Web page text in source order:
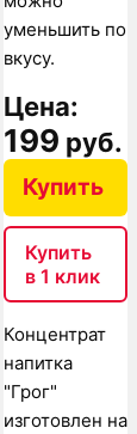
уменьшить по
вкусу.
Цена:
199 руб.
Купить
Купить
в 1 клик
Концентрат
напитка
"Грог"
изготовлен на